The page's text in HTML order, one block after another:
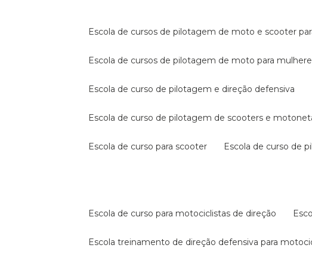
escola de cursos de pilotagem de moto e scooter
escola de cursos de pilotagem de moto para
escola de curso de pilotagem e direção defensiva
escola de curso de pilotagem de scooters e
escola de curso para scooter escola de curso de
escola de curso para motociclistas de direção
escola treinamento de direção defensiva para